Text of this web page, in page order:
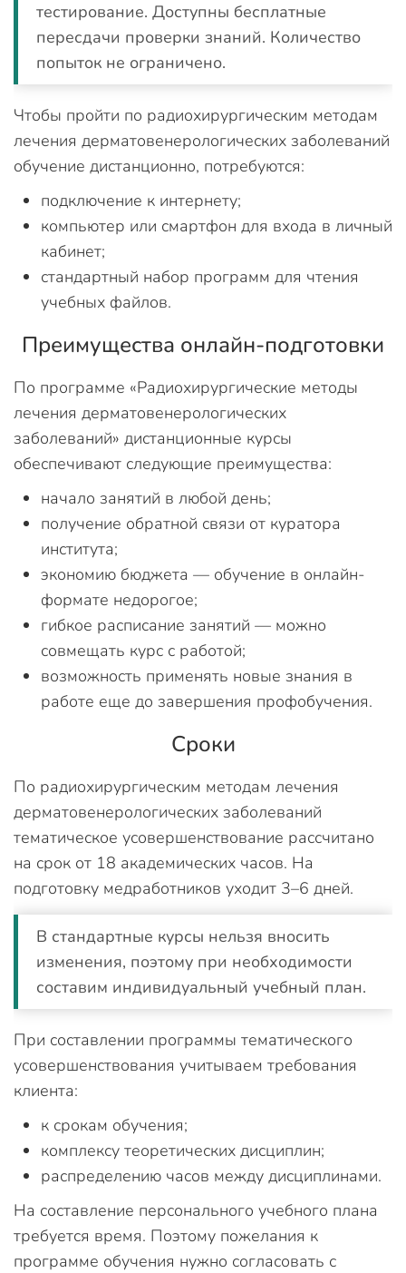
тестирование. Доступны бесплатные
пересдачи проверки знаний. Количество
попыток не ограничено.
Чтобы пройти по радиохирургическим методам
лечения дерматовенерологических заболеваний
обучение дистанционно, потребуются:
подключение к интернету;
компьютер или смартфон для входа в личный
кабинет;
стандартный набор программ для чтения
учебных файлов.
Преимущества онлайн-подготовки
По программе «Радиохирургические методы
лечения дерматовенерологических
заболеваний» дистанционные курсы
обеспечивают следующие преимущества:
начало занятий в любой день;
получение обратной связи от куратора
института;
экономию бюджета — обучение в онлайн-
формате недорогое;
гибкое расписание занятий — можно
совмещать курс с работой;
возможность применять новые знания в
работе еще до завершения профобучения.
Сроки
По радиохирургическим методам лечения
дерматовенерологических заболеваний
тематическое усовершенствование рассчитано
на срок от 18 академических часов. На
подготовку медработников уходит 3–6 дней.
В стандартные курсы нельзя вносить
изменения, поэтому при необходимости
составим индивидуальный учебный план.
При составлении программы тематического
усовершенствования учитываем требования
клиента:
к срокам обучения;
комплексу теоретических дисциплин;
распределению часов между дисциплинами.
На составление персонального учебного плана
требуется время. Поэтому пожелания к
программе обучения нужно согласовать с